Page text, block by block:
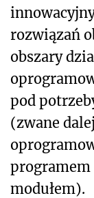
rozwiązań
obszary
pod
(zwane
modułem).